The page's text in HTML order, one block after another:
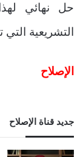
حل نهائي
التشريعية
الإصلاح
جديد قناة الإصلاح